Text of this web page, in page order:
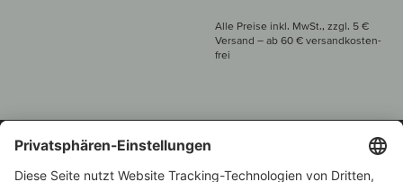
Alle Preise inkl. MwSt., zzgl. 5 €
Versand – ab 60 € versand­kosten­
frei
Beratung unter